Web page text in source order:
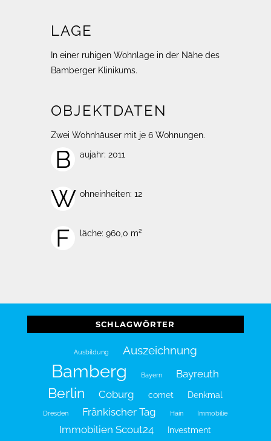
LAGE
In einer ruhigen Wohnlage in der Nähe des
Bamberger Klinikums.
OBJEKTDATEN
Zwei Wohnhäuser mit je 6 Wohnungen.
B aujahr: 2011
W ohneinheiten: 12
F läche: 960,0 m²
SCHLAGWÖRTER
Ausbildung Auszeichnung
Bamberg Bayern Bayreuth
Berlin Coburg comet Denkmal
Dresden Fränkischer Tag Hain Immobilie
Immobilien Scout24
Investment